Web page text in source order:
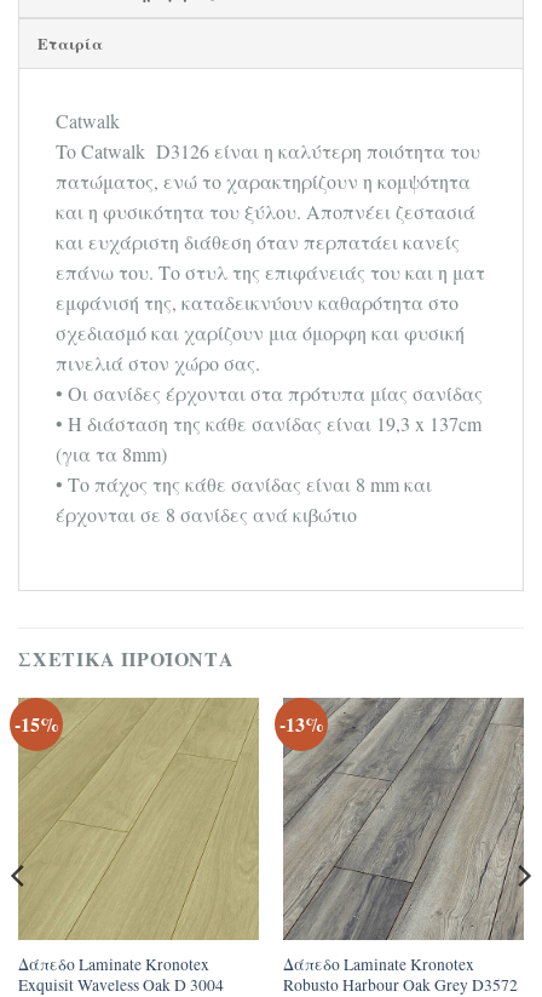
Εταιρία
Catwalk
To Catwalk D3126 είναι η καλύτερη ποιότητα του
πατώματος, ενώ το χαρακτηρίζουν η κομψότητα
και η φυσικότητα του ξύλου. Αποπνέει ζεστασιά
και ευχάριστη διάθεση όταν περπατάει κανείς
επάνω του. Το στυλ της επιφάνειάς του και η ματ
εμφάνισή της, καταδεικνύουν καθαρότητα στο
σχεδιασμό και χαρίζουν μια όμορφη και φυσική
πινελιά στον χώρο σας.
• Οι σανίδες έρχονται στα πρότυπα μίας σανίδας
• Η διάσταση της κάθε σανίδας είναι 19,3 x 137cm
(για τα 8mm)
• Το πάχος της κάθε σανίδας είναι 8 mm και
έρχονται σε 8 σανίδες ανά κιβώτιο
ΣΧΕΤΙΚΆ ΠΡΟΪΌΝΤΑ
-15%
Δάπεδο Laminate Kronotex
Exquisit Waveless Oak D 3004
-13%
Δάπεδο Laminate Kronotex
Robusto Harbour Oak Grey D3572